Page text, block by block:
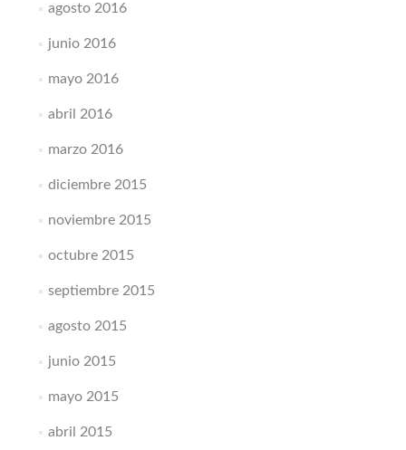
agosto 2016
junio 2016
mayo 2016
abril 2016
marzo 2016
diciembre 2015
noviembre 2015
octubre 2015
septiembre 2015
agosto 2015
junio 2015
mayo 2015
abril 2015